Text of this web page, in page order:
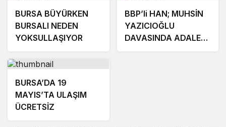
BURSA BÜYÜRKEN
BURSALI NEDEN
YOKSULLAŞIYOR
BBP’li HAN; MUHSİN
YAZICIOĞLU
DAVASINDA ADALET
BURSA’DA 19
MAYIS’TA ULAŞIM
ÜCRETSİZ